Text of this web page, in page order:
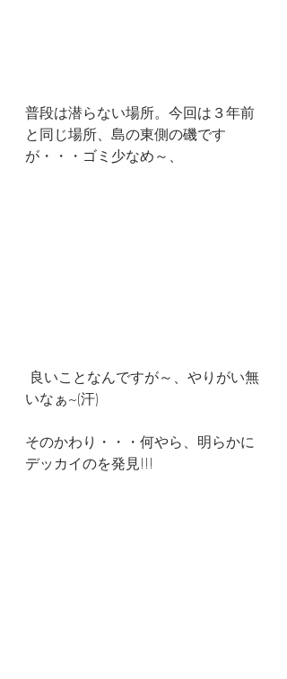
普段は潜らない場所。今回は３年前
と同じ場所、島の東側の磯です
が・・・ゴミ少なめ～、
いなぁ~(汗)
そのかわり・・・何やら、明らかに
デッカイのを発見!!!